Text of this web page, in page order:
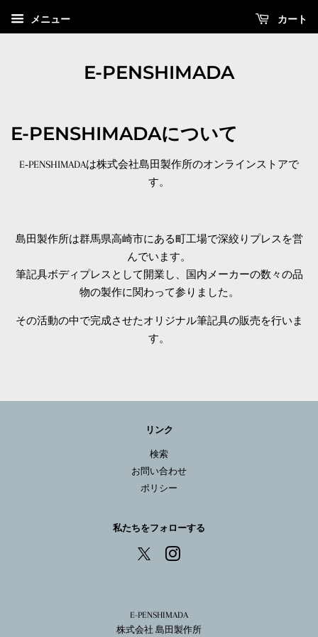
メニュー カート
E-PENSHIMADA
E-PENSHIMADAについて
E‐PENSHIMADAは株式会社島田製作所のオンラインストアで
す。
島田製作所は群馬県高崎市にある町工場で深絞りプレスを営
んでいます。
筆記具ボディプレスとして開業し、国内メーカーの数々の品
物の製作に関わって参りました。
その活動の中で完成させたオリジナル筆記具の販売を行いま
す。
リンク
検索
お問い合わせ
ポリシー
私たちをフォローする
E-PENSHIMADA
株式会社 島田製作所